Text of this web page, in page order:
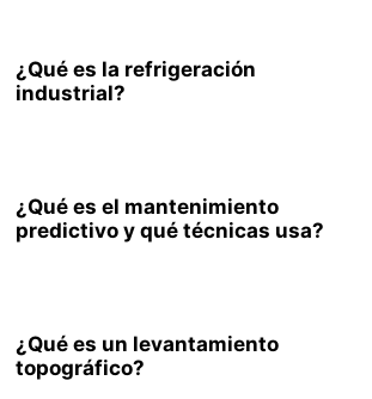
¿Qué es la refrigeración
industrial?
¿Qué es el mantenimiento
predictivo y qué técnicas usa?
¿Qué es un levantamiento
topográfico?